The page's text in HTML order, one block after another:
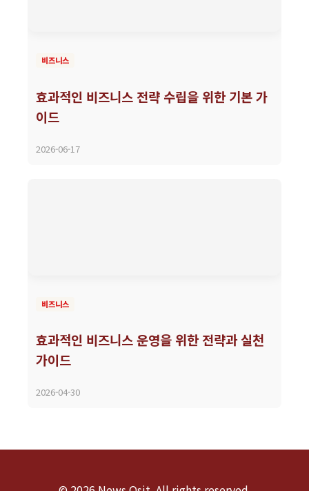
비즈니스
효과적인 비즈니스 전략 수립을 위한 기본 가
이드
2026-06-17
비즈니스
효과적인 비즈니스 운영을 위한 전략과 실천
가이드
2026-04-30